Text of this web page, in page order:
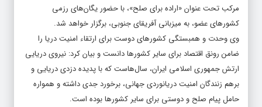
مرکب تحت عنوان «اراده برای صلح»، با حضور یگان‌های رزمی
کشورهای عضو، به میزبانی آفریقای جنوبی، برگزار خواهد شد.
وی وحدت و همبستگی کشورهای دوست برای ارتقاء امنیت دریا را
ضامن رونق اقتصاد برای سایر کشورها دانست و بیان کرد: نیروی دریایی
ارتش جمهوری اسلامی ایران، سال‌هاست که با پدیده دزدی دریایی و
برهم زنندگان امنیت دریانوردی جهانی، برخورد جدی داشته و همواره
حامل پیام صلح و دوستی برای سایر کشورها بوده است.